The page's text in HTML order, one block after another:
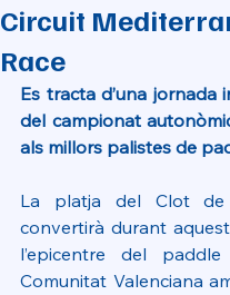
Circuit
Race
Es tracta d’una jornada
del campionat
als millors palistes de
La platja del Clot de
convertirà durant
l’epicentre del
Comunitat Valenciana